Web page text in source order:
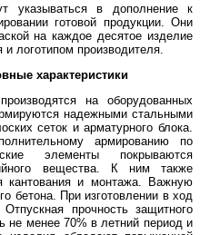
указываться в дополнение к
готовой продукции. Они
на каждое десятое изделие
логотипом производителя.
характеристики
на оборудованных
надежными стальными
сеток и арматурного блока.
армированию по
элементы покрываются
вещества. К ним также
кантования и монтажа. Важную
бетона. При изготовлении в ход
прочность защитного
не менее 70% в летний период и